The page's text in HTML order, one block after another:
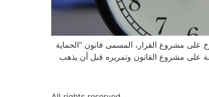
الصيفي والشتوي اعتباراً من عام 2023. وصوت مجلس الشيوخ على مشروع القرار، المسمى قانون “الحماية
على مشروع القانون وتمريره قبل أن يذهب